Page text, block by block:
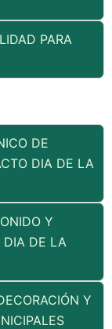
PARA
DE
DIA DE LA
Y
DIA DE LA
Y